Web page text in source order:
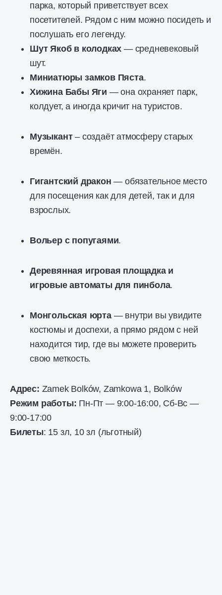
парка, который приветствует всех
посетителей. Рядом с ним можно посидеть и
послушать его легенду.
Шут Якоб в колодках — средневековый
шут.
Миниатюры замков Пяста.
Хижина Бабы Яги — она охраняет парк,
колдует, а иногда кричит на туристов.
Музыкант– создаёт атмосферу старых
времён.
Гигантский дракон — обязательное место
для посещения как для детей, так и для
взрослых.
Вольер с попугаями.
Деревянная игровая площадка и
игровые автоматы для пинбола.
Монгольская юрта— внутри вы увидите
костюмы и доспехи, а прямо рядом с ней
находится тир, где вы можете проверить
свою меткость.
Адрес: Zamek Bolków, Zamkowa 1, Bolków
Режим работы: Пн-Пт — 9:00-16:00, Сб-Вс —
9:00-17:00
Билеты: 15 зл, 10 зл (льготный)